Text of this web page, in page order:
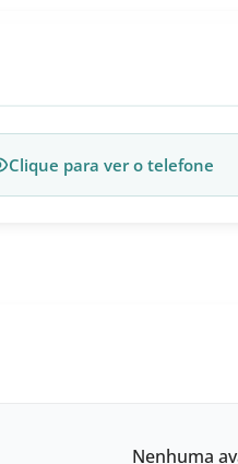
Clique para ver o telefone
Nenhuma